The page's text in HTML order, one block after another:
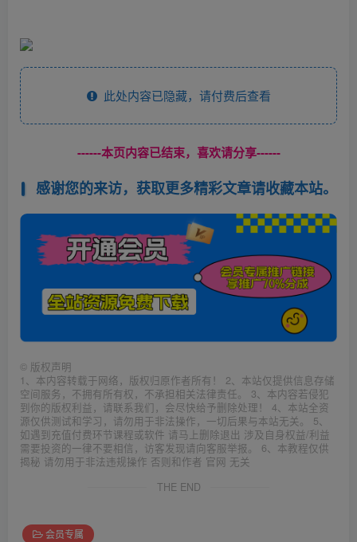
此处内容已隐藏，请付费后查看
------本页内容已结束，喜欢请分享------
感谢您的来访，获取更多精彩文章请收藏本站。
© 版权声明
1、本内容转载于网络，版权归原作者所有！ 2、本站仅提供信息存储
空间服务，不拥有所有权，不承担相关法律责任。 3、本内容若侵犯
到你的版权利益，请联系我们，会尽快给予删除处理！ 4、本站全资
源仅供测试和学习，请勿用于非法操作，一切后果与本站无关。 5、
如遇到充值付费环节课程或软件 请马上删除退出 涉及自身权益/利益
需要投资的一律不要相信，访客发现请向客服举报。 6、本教程仅供
揭秘 请勿用于非法违规操作 否则和作者 官网 无关
THE END
会员专属